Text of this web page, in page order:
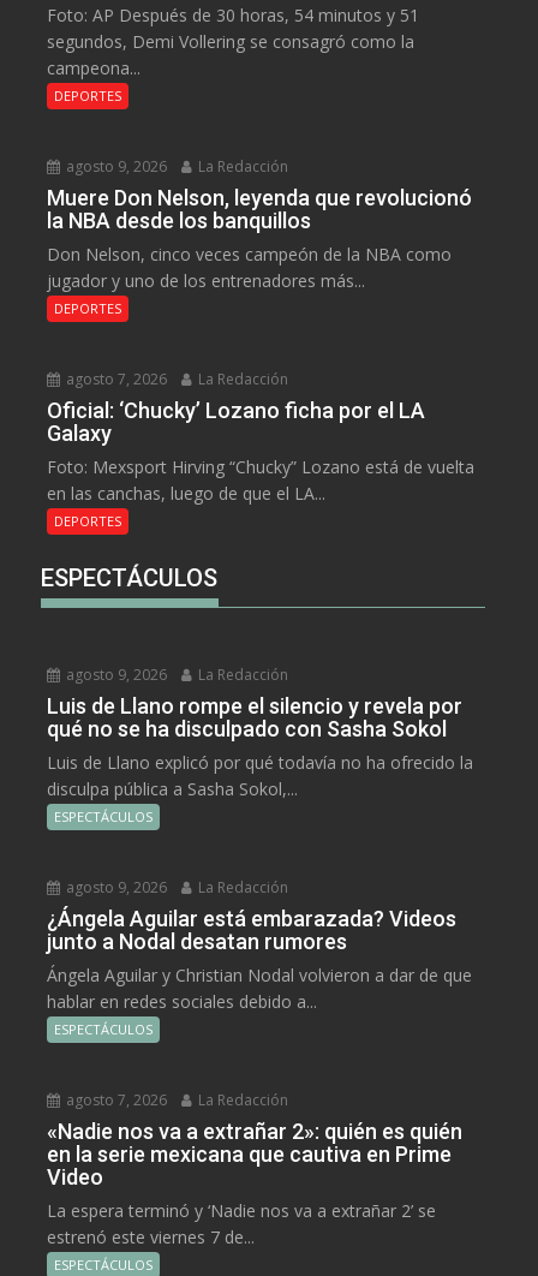
Foto: AP Después de 30 horas, 54 minutos y 51
segundos, Demi Vollering se consagró como la
campeona...
DEPORTES
agosto 9, 2026 La Redacción
Muere Don Nelson, leyenda que revolucionó
la NBA desde los banquillos
Don Nelson, cinco veces campeón de la NBA como
jugador y uno de los entrenadores más...
DEPORTES
agosto 7, 2026 La Redacción
Oficial: ‘Chucky’ Lozano ficha por el LA
Galaxy
Foto: Mexsport Hirving “Chucky” Lozano está de vuelta
en las canchas, luego de que el LA...
DEPORTES
ESPECTÁCULOS
agosto 9, 2026 La Redacción
Luis de Llano rompe el silencio y revela por
qué no se ha disculpado con Sasha Sokol
Luis de Llano explicó por qué todavía no ha ofrecido la
disculpa pública a Sasha Sokol,...
ESPECTÁCULOS
agosto 9, 2026 La Redacción
¿Ángela Aguilar está embarazada? Videos
junto a Nodal desatan rumores
Ángela Aguilar y Christian Nodal volvieron a dar de que
hablar en redes sociales debido a...
ESPECTÁCULOS
agosto 7, 2026 La Redacción
«Nadie nos va a extrañar 2»: quién es quién
en la serie mexicana que cautiva en Prime
Video
La espera terminó y ‘Nadie nos va a extrañar 2’ se
estrenó este viernes 7 de...
ESPECTÁCULOS